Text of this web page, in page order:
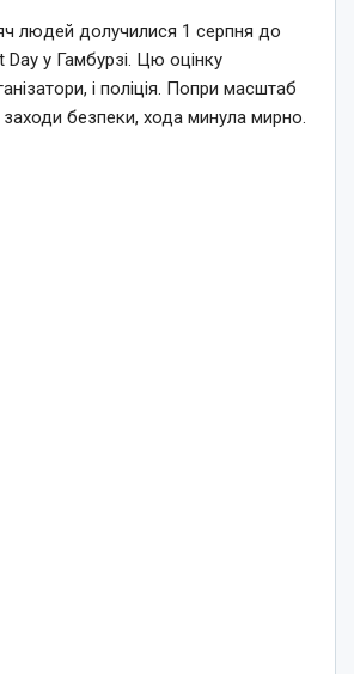
людей долучилися 1 серпня до
у Гамбурзі. Цю оцінку
і поліція. Попри масштаб
заходи безпеки, хода минула мирно.